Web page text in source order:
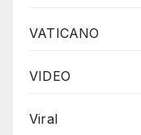
VATICANO
VIDEO
Viral